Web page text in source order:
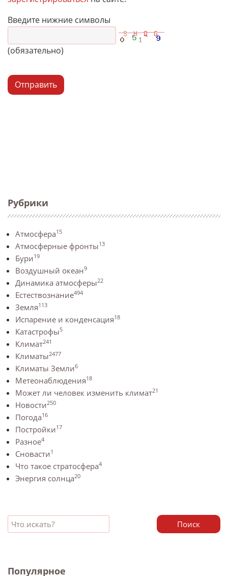
Рубрики
Атмосфера15
Атмосферные фронты13
Бури19
Воздушный океан9
Динамика атмосферы22
Естествознание494
Земля113
Испарение и конденсация18
Катастрофы5
Климат241
Климаты2477
Климаты Земли6
Метеонаблюдения18
Может ли человек изменить климат21
Новости250
Погода16
Постройки17
Разное4
Сновасти1
Что такое стратосфера4
Энергия солнца20
Поиск
Популярное
Введите нижние символы
(обязательно)
Отправить